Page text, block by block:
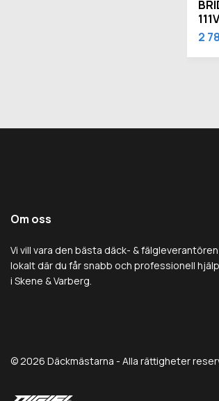
2
Om oss
Vi vill vara den bästa däck- & fälgleverantören
lokalt där du får snabb och professionell hjälp
i Skene & Varberg.
© 2026 Däckmästarna - Alla rättigheter